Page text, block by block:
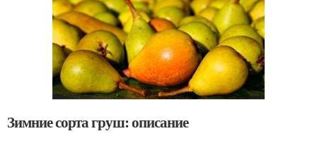
Зимние сорта груш: описание